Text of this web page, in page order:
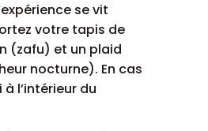
se vit
votre tapis de
(zafu) et un plaid
nocturne). En cas
l’intérieur du